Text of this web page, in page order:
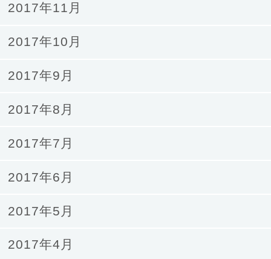
2017年11月
2017年10月
2017年9月
2017年8月
2017年7月
2017年6月
2017年5月
2017年4月